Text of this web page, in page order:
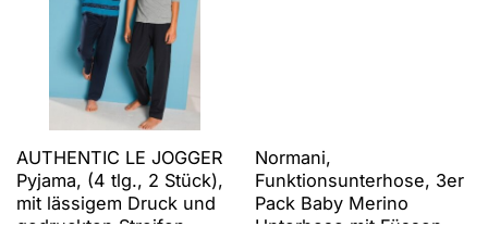
AUTHENTIC LE JOGGER
Pyjama, (4 tlg., 2 Stück),
mit lässigem Druck und
gedruckten Streifen
Normani,
Funktionsunterhose, 3er
Pack Baby Merino
Unterhose mit Füssen -